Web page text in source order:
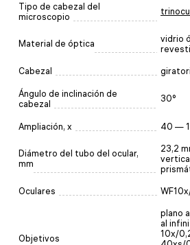
Tipo de cabezal del
microscopio
Material de óptica
vidrio
Cabezal
Ángulo de inclinación de
cabezal
30°
Ampliación, x 40 —
Diámetro del tubo del ocular,
mm
23,2
Oculares
Objetivos
plano
al
10x/